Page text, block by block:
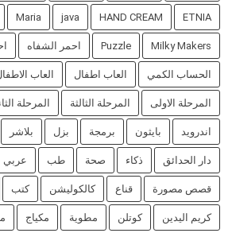
ETNIA
HAND CREAM
java
Maria
Milky Makers
Puzzle احمر الشفاه
الحساب الكمي العاب اطفال العاب
المرحلة الاولى المرحلة الثالثة المرحلة
اندرويد بايثون برمجة بزل بلاشر
دار الحدائق ذكاء صحة طب عربي
قصص مصورة قناع كالكوليشن كتب
كريم اليدين كوتلن مطوية مكياج